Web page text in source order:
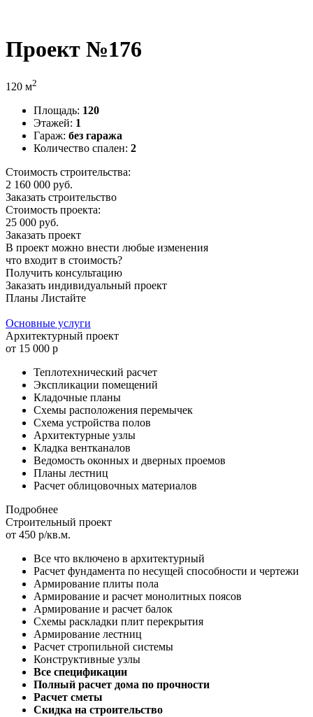
Проект №176
120 м2
Площадь: 120
Этажей: 1
Гараж: без гаража
Количество спален: 2
Стоимость строительства:
2 160 000 руб.
Заказать строительство
Стоимость проекта:
25 000 руб.
Заказать проект
В проект можно внести любые изменения
что входит в стоимость?
Получить консультацию
Заказать индивидуальный проект
Планы Листайте
Основные услуги
Архитектурный проект
от 15 000 р
Теплотехнический расчет
Экспликации помещений
Кладочные планы
Схемы расположения перемычек
Схема устройства полов
Архитектурные узлы
Кладка вентканалов
Ведомость оконных и дверных проемов
Планы лестниц
Расчет облицовочных материалов
Подробнее
Строительный проект
от 450 р/кв.м.
Все что включено в архитектурный
Расчет фундамента по несущей способности и чертежи
Армирование плиты пола
Армирование и расчет монолитных поясов
Армирование и расчет балок
Схемы раскладки плит перекрытия
Армирование лестниц
Расчет стропильной системы
Конструктивные узлы
Все спецификации
Полный расчет дома по прочности
Расчет сметы
Скидка на строительство